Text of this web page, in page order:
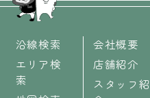
沿線検索
エリア検
索
会社概要
店舗紹介
スタッフ紹